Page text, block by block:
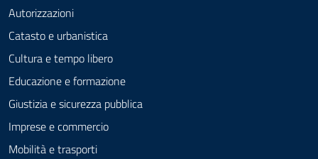
Autorizzazioni
Catasto e urbanistica
Cultura e tempo libero
Educazione e formazione
Giustizia e sicurezza pubblica
Imprese e commercio
Mobilità e trasporti